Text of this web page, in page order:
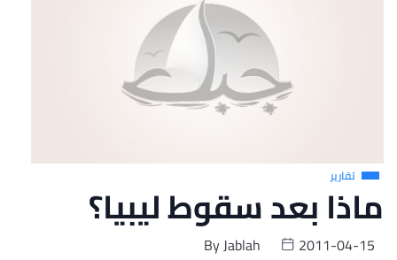
تقارير
ماذا بعد سقوط ليبيا؟
ByJablah
2011-04-15